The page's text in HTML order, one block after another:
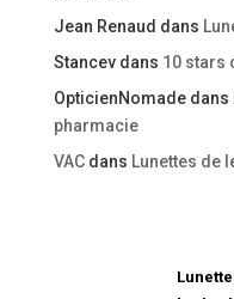
Jean Renaud dans
Stancevdans 10 stars
OpticienNomadedans
pharmacie
VACdans Lunettes de